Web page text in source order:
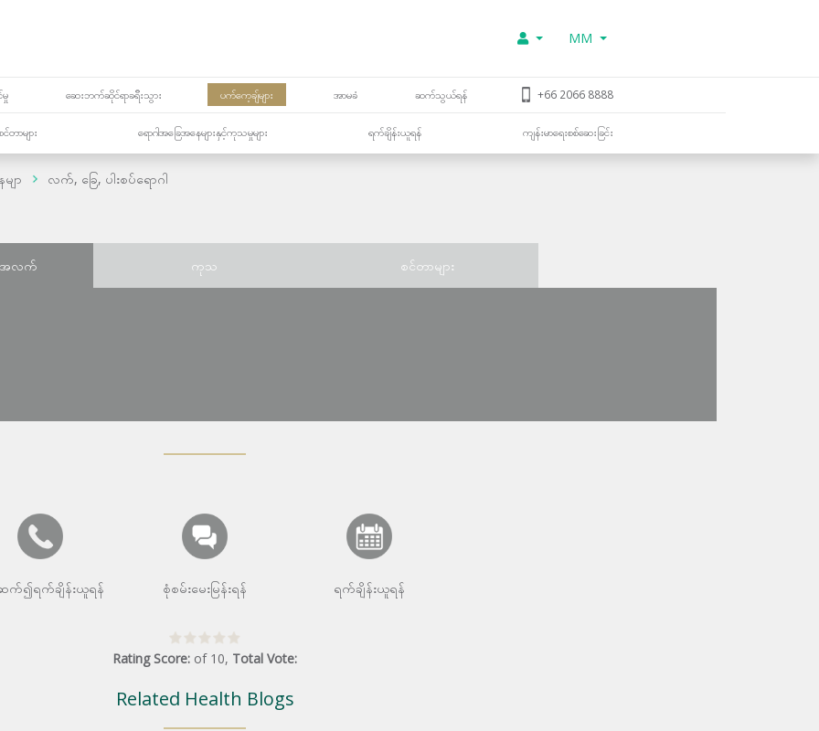
MM
မှု ဆေးဘက်ဆိုင်ရာခရီးသွား ပက်ကေ့ချ်များ အာမခံ ဆက်သွယ်ရန် +66 2066 8888
ာများ ရောဂါအခြေအနေများနှင့်ကုသမှုများ ရက်ချိန်းယူရန် ကျန်းမာရေးစစ်ဆေးခြင်း
ျာ လက်, ခြေ, ပါးစပ်ရောဂါ
အလက် ကုသ စင်တာများ
က်၍ရက်ချိန်းယူရန် စုံစမ်းမေးမြန်းရန် ရက်ချိန်းယူရန်
Rating Score: of 10, Total Vote:
Related Health Blogs